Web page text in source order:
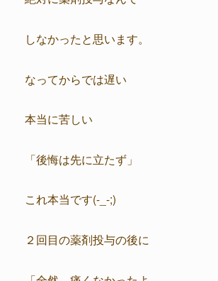
しなかったと思います。
なってからでは遅い
本当に苦しい
「後悔は先に立たず」
これ本当です(-_-;)
２回目の薬剤投与の後に